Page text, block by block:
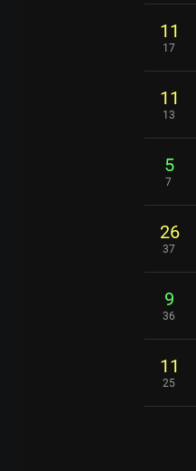
11
17
11
13
5
7
26
37
9
36
11
25